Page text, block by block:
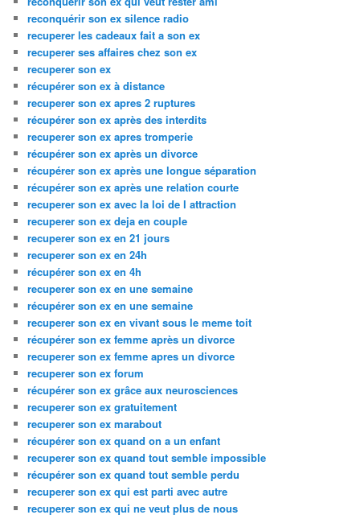
reconquérir son ex silence radio
recuperer les cadeaux fait a son ex
recuperer ses affaires chez son ex
recuperer son ex
récupérer son ex à distance
recuperer son ex apres 2 ruptures
récupérer son ex après des interdits
recuperer son ex apres tromperie
récupérer son ex après un divorce
récupérer son ex après une longue séparation
récupérer son ex après une relation courte
recuperer son ex avec la loi de l attraction
recuperer son ex deja en couple
recuperer son ex en 21 jours
recuperer son ex en 24h
récupérer son ex en 4h
recuperer son ex en une semaine
récupérer son ex en une semaine
recuperer son ex en vivant sous le meme toit
récupérer son ex femme après un divorce
recuperer son ex femme apres un divorce
recuperer son ex forum
récupérer son ex grâce aux neurosciences
recuperer son ex gratuitement
recuperer son ex marabout
récupérer son ex quand on a un enfant
recuperer son ex quand tout semble impossible
récupérer son ex quand tout semble perdu
recuperer son ex qui est parti avec autre
recuperer son ex qui ne veut plus de nous